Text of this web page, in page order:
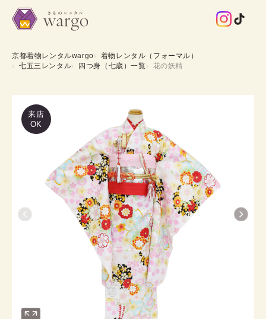
京都着物レンタルwargo
着物レンタル（フォーマル）
七五三レンタル
四つ身（七歳）一覧 花の妖精
来店
OK